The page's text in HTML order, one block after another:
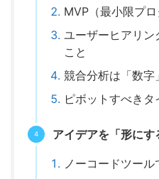
MVP（最小限プ
ユーザーヒアリ
こと
競合分析は「数字
ピボットすべき
アイデアを「形に
ノーコードツー